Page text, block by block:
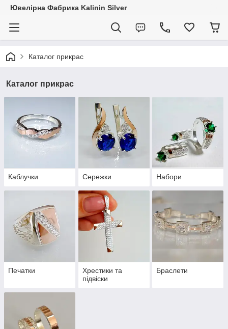
Ювелірна Фабрика Kalinin Silver
Каталог прикрас
Каталог прикрас
Каблучки Сережки Набори
Печатки
Хрестики та
підвіски
Браслети